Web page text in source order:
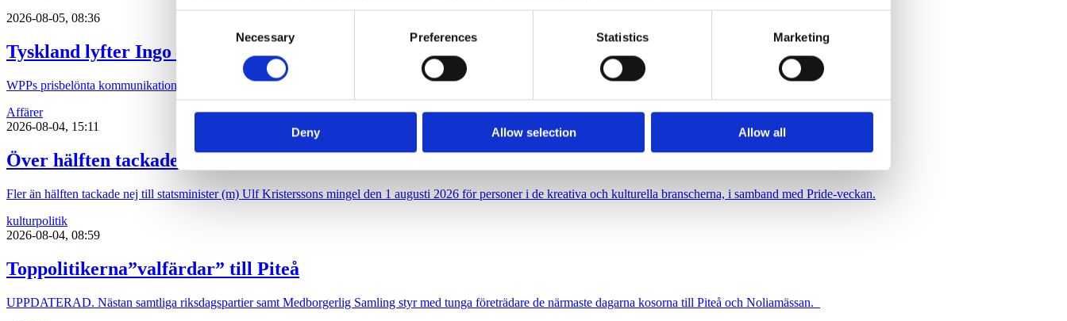
We use cookies to personalise content and ads, to provide social media features and to analyse our traffic. We also share
information about your use of our site with our social media, advertising and analytics partners who may combine it with
other information that you’ve provided to them or that they’ve collected from your use of their services.
Necessary Preferences Statistics Marketing
Deny Allow selection Allow all
2026-08-05, 08:36
Tyskland lyfter Ingo – men fortsatta miljonförluster
WPPs prisbelönta kommunikationsbyrå Ingo höjer omsättningen via ett tyskt uppdrag men dras fortsatt med miljonförluster.
Affärer
2026-08-04, 15:11
Över hälften tackade nej till statministerns kulturmingel
Fler än hälften tackade nej till statsminister (m) Ulf Kristerssons mingel den 1 augusti 2026 för personer i de kreativa och kulturella branscherna, i samband med Pride-veckan.
kulturpolitik
2026-08-04, 08:59
Toppolitikerna”valfärdar” till Piteå
UPPDATERAD. Nästan samtliga riksdagspartier samt Medborgerlig Samling styr med tunga företrädare de närmaste dagarna kosorna till Piteå och Noliamässan.